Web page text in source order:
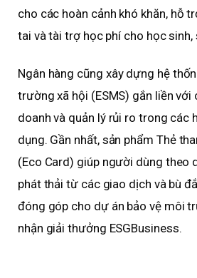
cho các hoàn cảnh khó khăn, hỗ
tai và tài trợ học phí cho học sinh,
Ngân hàng cũng xây dựng hệ
trường xã hội (ESMS) gắn liền với
doanh và quản lý rủi ro trong các
dụng. Gần nhất, sản phẩm Thẻ
(Eco Card) giúp người dùng theo
phát thải từ các giao dịch và bù
đóng góp cho dự án bảo vệ môi
nhận giải thưởng ESGBusiness.